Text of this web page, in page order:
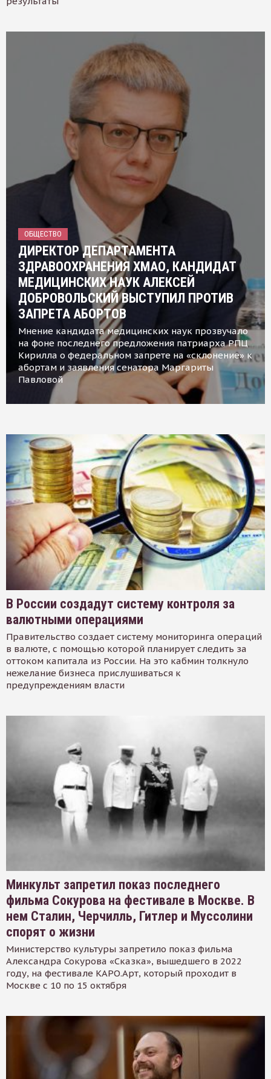
ОБЩЕСТВО
ДИРЕКТОР ДЕПАРТАМЕНТА
ЗДРАВООХРАНЕНИЯ ХМАО, КАНДИДАТ
МЕДИЦИНСКИХ НАУК АЛЕКСЕЙ
ДОБРОВОЛЬСКИЙ ВЫСТУПИЛ ПРОТИВ
ЗАПРЕТА АБОРТОВ
Мнение кандидата медицинских наук прозвучало
на фоне последнего предложения патриарха РПЦ
Кирилла о федеральном запрете на «склонение» к
абортам и заявления сенатора Маргариты
Павловой
В России создадут систему контроля за
валютными операциями
Правительство создает систему мониторинга операций
в валюте, с помощью которой планирует следить за
оттоком капитала из России. На это кабмин толкнуло
нежелание бизнеса прислушиваться к
предупреждениям власти
Минкульт запретил показ последнего
фильма Сокурова на фестивале в Москве. В
нем Сталин, Черчилль, Гитлер и Муссолини
спорят о жизни
Министерство культуры запретило показ фильма
Александра Сокурова «Сказка», вышедшего в 2022
году, на фестивале КАРО.Арт, который проходит в
Москве с 10 по 15 октября